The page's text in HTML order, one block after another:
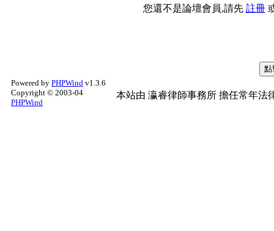
您還不是論壇會員,請先 註冊
Powered by PHPWind v1.3.6
Copyright © 2003-04
PHPWind
本站由 瀛睿律師事務所 擔任常年法